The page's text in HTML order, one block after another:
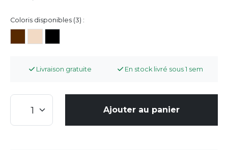
Coloris disponibles (3) :
Livraison gratuite En stock livré sous 1 sem
Ajouter au panier